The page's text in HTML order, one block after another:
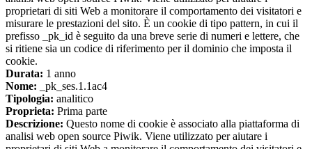
proprietari di siti Web a monitorare il comportamento dei visitatori e
misurare le prestazioni del sito. È un cookie di tipo pattern, in cui il
prefisso _pk_id è seguito da una breve serie di numeri e lettere, che
si ritiene sia un codice di riferimento per il dominio che imposta il
cookie.
Durata: 1 anno
Nome: _pk_ses.1.1ac4
Tipologia: analitico
Proprieta: Prima parte
Descrizione: Questo nome di cookie è associato alla piattaforma di
analisi web open source Piwik. Viene utilizzato per aiutare i